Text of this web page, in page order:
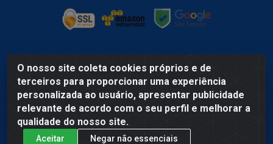
O nosso site coleta cookies próprios e de
terceiros para proporcionar uma experiência
personalizada ao usuário, apresentar publicidade
relevante de acordo com o seu perfil e melhorar a
qualidade do nosso site.
Aceitar Negar não essenciais
Lider Distribuidora de Bebidas LTDA - Av. Gov. Hélio Da Mota
Gueiros, 100A - Coqueiro, Ananindeua/PA, - CEP 67.120-370 -
CNPJ 03.074.354/0001-79